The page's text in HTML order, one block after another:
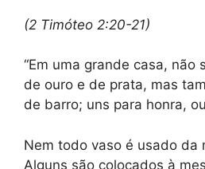
(2 Timóteo 2:20-21)
“Em uma grande casa, não
de ouro e de prata, mas
de barro; uns para honra,
Nem todo vaso é usado da
Alguns são colocados à